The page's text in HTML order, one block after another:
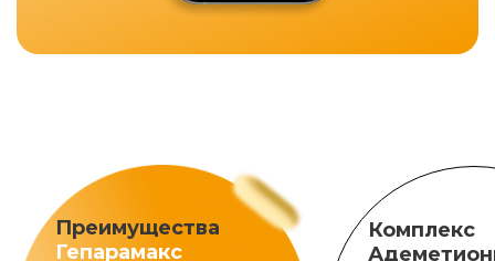
Преимущества
Гепарамакс
Комплекс